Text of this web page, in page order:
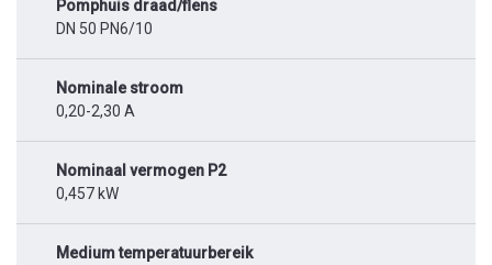
Pomphuis draad/flens
DN 50 PN6/10
Nominale stroom
0,20-2,30 A
Nominaal vermogen P2
0,457 kW
Medium temperatuurbereik